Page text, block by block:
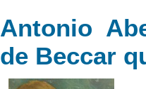
Antonio
de Beccar